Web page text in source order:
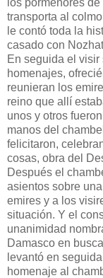
transporta al
le contó toda la
casado con
En seguida el
homenajes,
reunieran los
reino que allí
unos y otros
manos del
felicitaron,
cosas, obra del
Después el
asientos sobre
emires y a los
situación. Y el
unanimidad
Damasco en
levantó en
homenaje al